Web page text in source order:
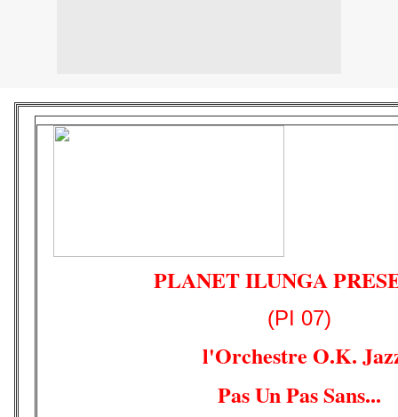
PLANET ILUNGA
(PI 07)
l'Orchestre O.K.
Pas Un Pas Sans...